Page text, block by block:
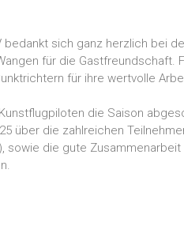
bedankt sich ganz herzlich bei
für die Gastfreundschaft.
für ihre wertvolle
die Saison
über die zahlreichen
sowie die gute